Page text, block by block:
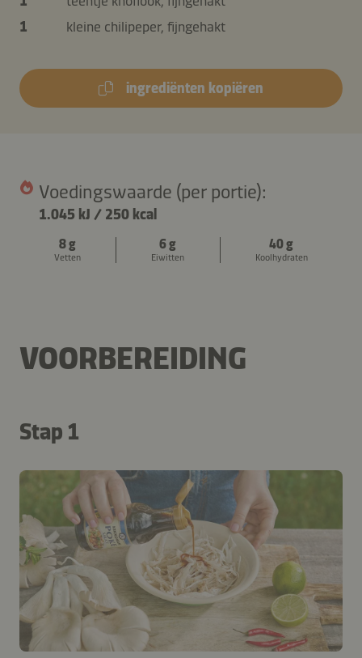
1
kleine chilipeper, fijngehakt
ingrediënten kopiëren
Voedingswaarde (per portie):
1.045 kJ / 250 kcal
8 g
Vetten
6 g
Eiwitten
40 g
Koolhydraten
VOORBEREIDING
Stap 1